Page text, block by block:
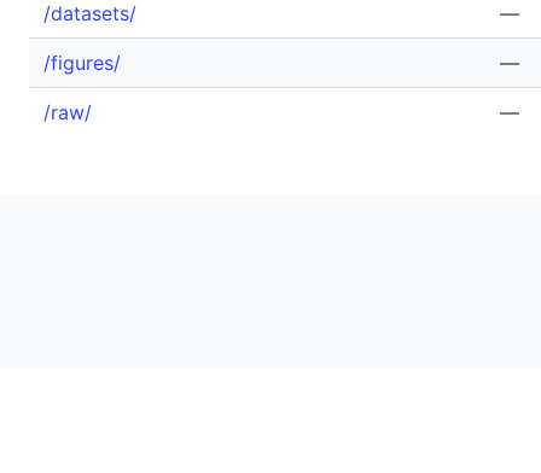
/datasets/ —
/figures/ —
/raw/ —